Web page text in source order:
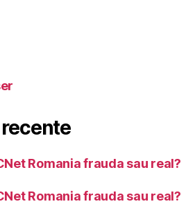
Romania frauda sau real?
Romania frauda sau real?